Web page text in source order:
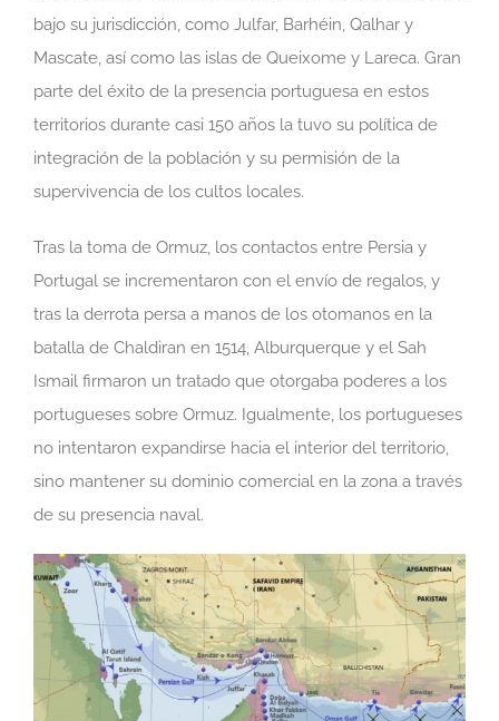
bajo su jurisdicción, como Julfar, Barhéin, Qalhar y
Mascate, así como las islas de Queixome y Lareca. Gran
parte del éxito de la presencia portuguesa en estos
territorios durante casi 150 años la tuvo su política de
integración de la población y su permisión de la
supervivencia de los cultos locales.
Tras la toma de Ormuz, los contactos entre Persia y
Portugal se incrementaron con el envío de regalos, y
tras la derrota persa a manos de los otomanos en la
batalla de Chaldiran en 1514, Alburquerque y el Sah
Ismail firmaron un tratado que otorgaba poderes a los
portugueses sobre Ormuz. Igualmente, los portugueses
no intentaron expandirse hacia el interior del territorio,
sino mantener su dominio comercial en la zona a través
de su presencia naval.